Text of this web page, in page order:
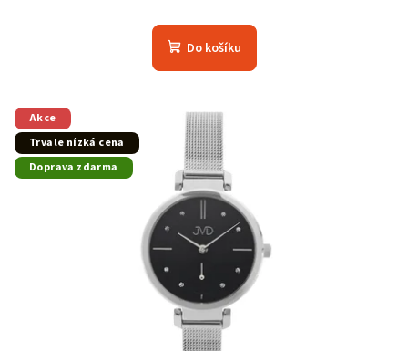
hodnocení
produktu
5
hvězdiček.
Do košíku
Akce
Trvale nízká cena
Doprava zdarma